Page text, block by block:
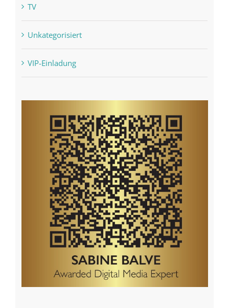
TV
Unkategorisiert
VIP-Einladung